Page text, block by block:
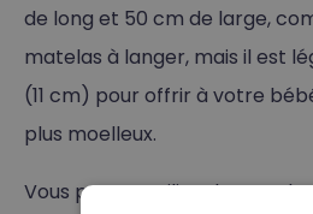
de long et 50 cm de large,
matelas à langer, mais il est
(11 cm) pour offrir à votre
plus moelleux.
Vous pouvez utiliser le